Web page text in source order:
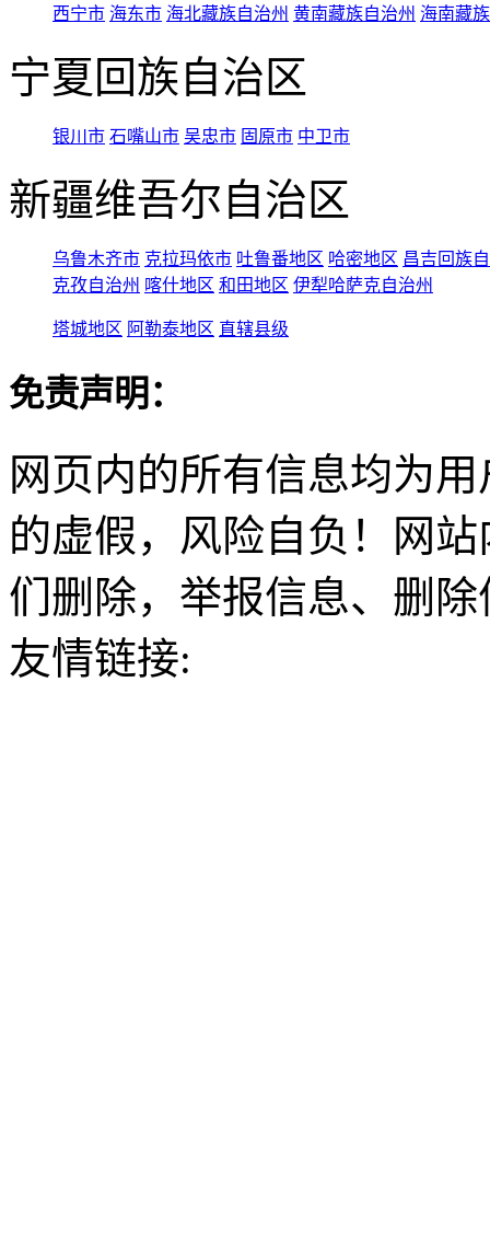
西宁市 海东市 海北藏族自治州 黄南藏族自治州 海南藏
宁夏回族自治区
银川市 石嘴山市 吴忠市 固原市 中卫市
新疆维吾尔自治区
乌鲁木齐市 克拉玛依市 吐鲁番地区 哈密地区 昌吉回族
克孜自治州 喀什地区 和田地区 伊犁哈萨克自治州
塔城地区 阿勒泰地区 直辖县级
免责声明：
网页内的所有信息均为
的虚假，风险自负！网
们删除，举报信息、删
友情链接: